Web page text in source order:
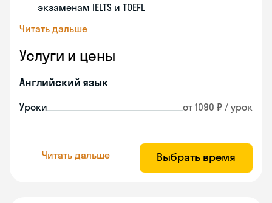
экзаменам IELTS и TOEFL
Читать дальше
Услуги и цены
Английский язык
Уроки от 1090 ₽ / урок
Читать дальше Выбрать время